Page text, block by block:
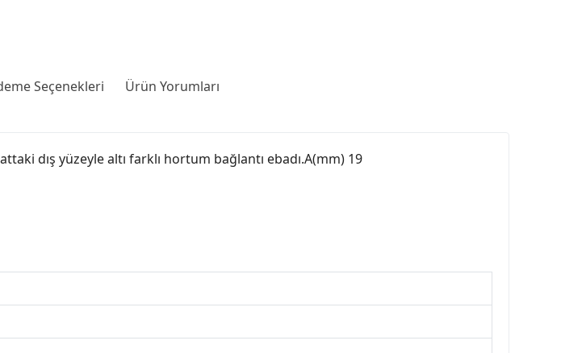
Seçenekleri Ürün Yorumları
dış yüzeyle altı farklı hortum bağlantı ebadı.A(mm) 19